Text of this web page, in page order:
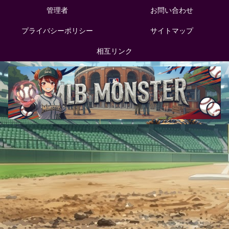
管理者 お問い合わせ
プライバシーポリシー サイトマップ
相互リンク